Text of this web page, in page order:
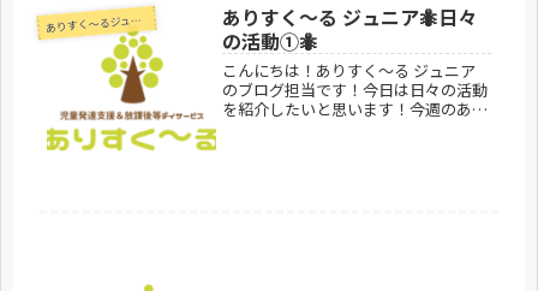
あ
りすく～るジュニア
ありすく〜る ジュニア🐜日々
の活動①🐜
こんにちは！ありすく〜る ジュニア
のブログ担当です！今日は日々の活動
を紹介したいと思います！今週のある